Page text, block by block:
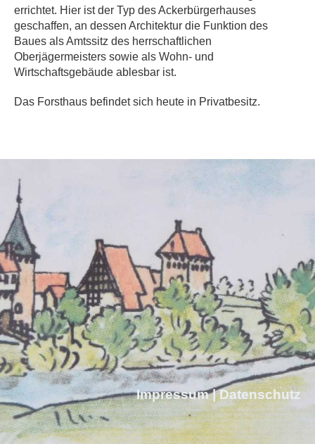
errichtet. Hier ist der Typ des Ackerbürgerhauses
geschaffen, an dessen Architektur die Funktion des
Baues als Amtssitz des herrschaftlichen
Oberjägermeisters sowie als Wohn- und
Wirtschaftsgebäude ablesbar ist.
Das Forsthaus befindet sich heute in Privatbesitz.
Impressum|Datenschutz